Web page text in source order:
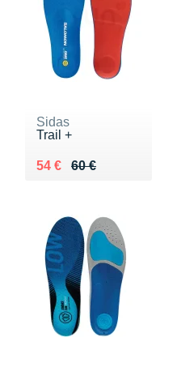
Sidas
Trail +
60 €
Au lieu de 60 €
54 €
Vendu 54 €